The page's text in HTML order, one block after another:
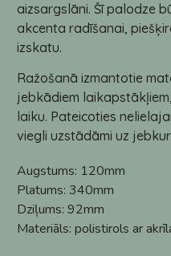
aizsargslāni. Šī palodze
akcenta radīšanai,
izskatu.
Ražošanā izmantotie
jebkādiem
laiku. Pateicoties
viegli uzstādāmi uz
Augstums: 120mm
Platums: 340mm
Dziļums: 92mm
Materiāls: polistirols ar